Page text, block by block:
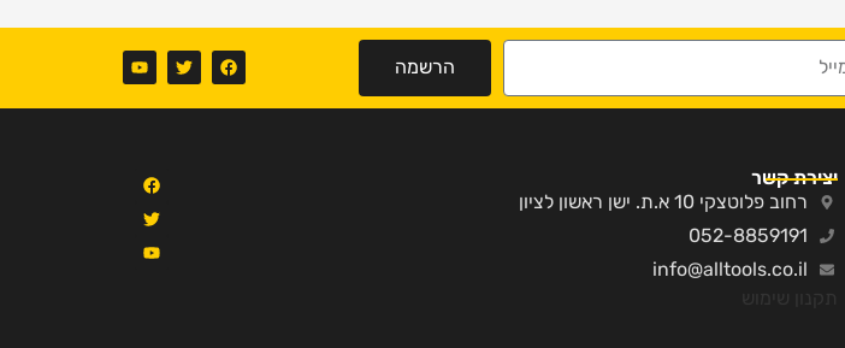
הרשמה
יצירת קשר
רחוב פלוטצקי 10 א.ת. ישן ראשון לציון
052-8859191
info@alltools.co.il